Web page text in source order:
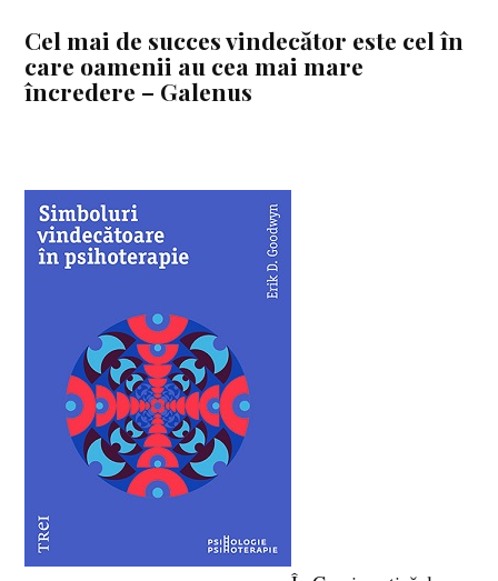
Cel mai de succes vindecător este cel în
care oamenii au cea mai mare
încredere – Galenus